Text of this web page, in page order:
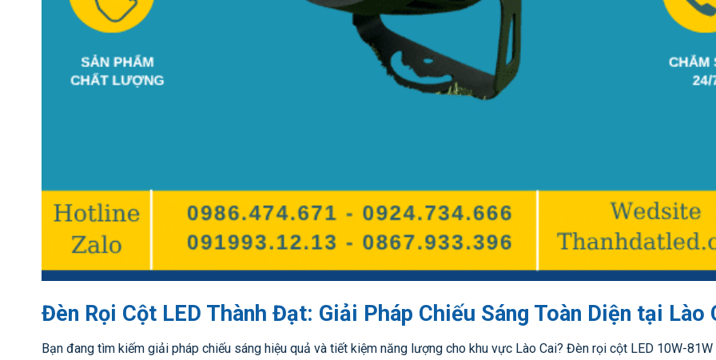
Đèn Rọi Cột LED Thành Đạt: Giải Pháp Chiếu Sáng Toàn Diện tại Lào
Bạn đang tìm kiếm giải pháp chiếu sáng hiệu quả và tiết kiệm năng lượng cho khu vực Lào Cai? Đèn rọi cột LED 10W-